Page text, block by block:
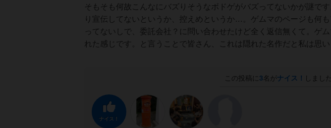
そもそも何故こんなにバズりそうなボドゲがバズってないかが謎で
り宣伝してないというか、控えめというか…。ゲムマのページも何
ってないしで、委託会社？に問い合わせたけど全く返信無くて。ゲ
れた感じです。と言うことで皆さん、これは隠れた名作だと私は思い
この投稿に 3名がナイス！ しました
ナイス！